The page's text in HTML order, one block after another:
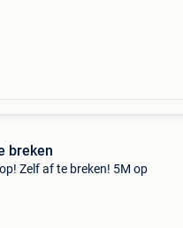
breken
Zelf af te breken! 5M op